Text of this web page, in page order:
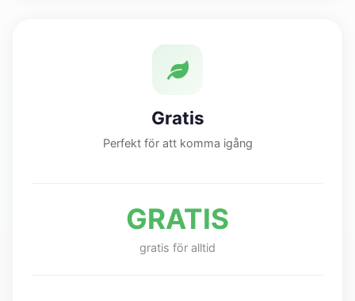
Gratis
Perfekt för att komma igång
GRATIS
gratis för alltid